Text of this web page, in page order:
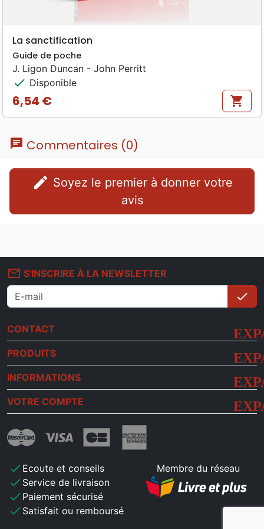
La sanctification
Guide de poche
J. Ligon Duncan - John Perritt
check Disponible
Prix
6,54 € shopping_cart
chat Commentaires (0)
edit
avis
mail_outline S'INSCRIRE À LA NEWSLETTER
check
CONTACT
PRODUITS
INFORMATIONS
VOTRE COMPTE
check Ecoute et conseils
check Service de livraison
check Paiement sécurisé
check Satisfait ou remboursé
Membre du réseau